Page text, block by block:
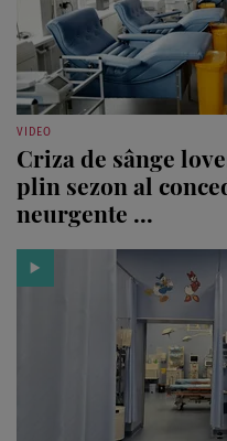
VIDEO
Criza de sânge
plin sezon al
neurgente ...